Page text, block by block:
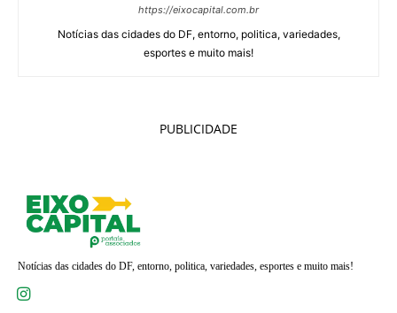
https://eixocapital.com.br
Notícias das cidades do DF, entorno, politica, variedades,
esportes e muito mais!
PUBLICIDADE
Notícias das cidades do DF, entorno, politica, variedades, esportes e muito mais!